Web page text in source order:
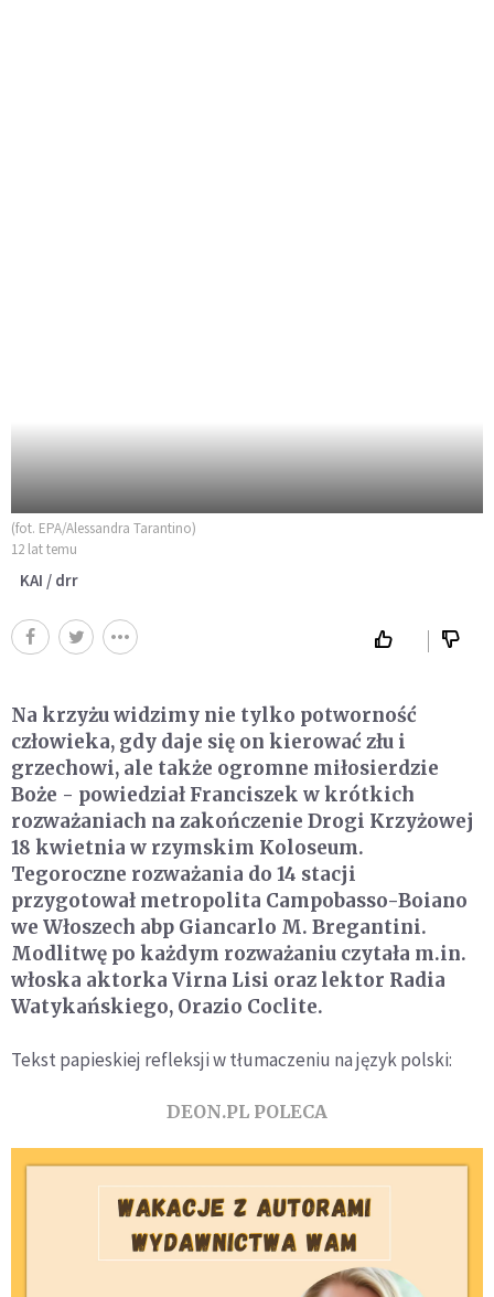
(fot. EPA/Alessandra Tarantino)
12 lat temu
KAI / drr
Na krzyżu widzimy nie tylko potworność
człowieka, gdy daje się on kierować złu i
grzechowi, ale także ogromne miłosierdzie
Boże - powiedział Franciszek w krótkich
rozważaniach na zakończenie Drogi Krzyżowej
18 kwietnia w rzymskim Koloseum.
Tegoroczne rozważania do 14 stacji
przygotował metropolita Campobasso-Boiano
we Włoszech abp Giancarlo M. Bregantini.
Modlitwę po każdym rozważaniu czytała m.in.
włoska aktorka Virna Lisi oraz lektor Radia
Watykańskiego, Orazio Coclite.
Tekst papieskiej refleksji w tłumaczeniu na język polski:
DEON.PL POLECA